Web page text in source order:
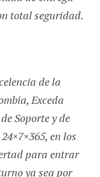
total seguridad.
de la
Exceda
Soporte y de
en los
para entrar
ya sea por